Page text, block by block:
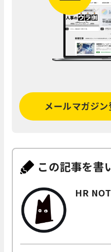
メールマガジ
この記事を書
HR